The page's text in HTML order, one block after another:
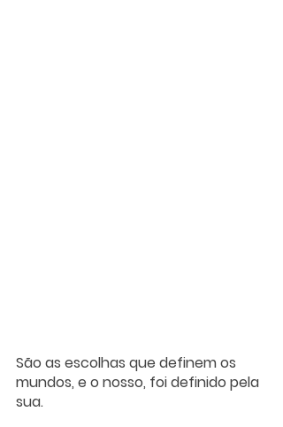
São as escolhas que definem os
mundos, e o nosso, foi definido pela
sua.